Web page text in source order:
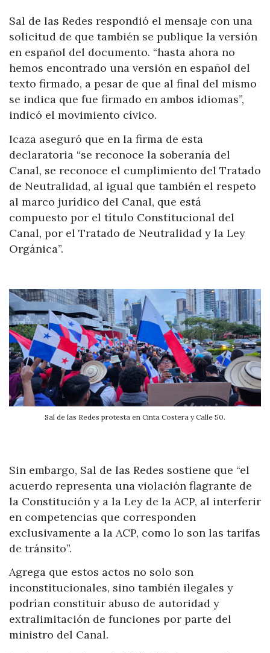
Sal de las Redes respondió el mensaje con una
solicitud de que también se publique la versión
en español del documento. “hasta ahora no
hemos encontrado una versión en español del
texto firmado, a pesar de que al final del mismo
se indica que fue firmado en ambos idiomas”,
indicó el movimiento cívico.
Icaza aseguró que en la firma de esta
declaratoria “se reconoce la soberanía del
Canal, se reconoce el cumplimiento del Tratado
de Neutralidad, al igual que también el respeto
al marco jurídico del Canal, que está
compuesto por el título Constitucional del
Canal, por el Tratado de Neutralidad y la Ley
Orgánica”.
Sal de las Redes protesta en Cinta Costera y Calle 50.
Sin embargo, Sal de las Redes sostiene que “el
acuerdo representa una violación flagrante de
la Constitución y a la Ley de la ACP, al interferir
en competencias que corresponden
exclusivamente a la ACP, como lo son las tarifas
de tránsito”.
Agrega que estos actos no solo son
inconstitucionales, sino también ilegales y
podrían constituir abuso de autoridad y
extralimitación de funciones por parte del
ministro del Canal.